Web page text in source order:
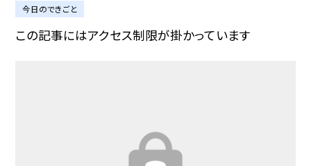
今日のできごと
この記事にはアクセス制限が掛かっています